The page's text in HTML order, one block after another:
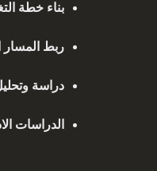
بناء خطة
ربط المسار
دراسة
الدراسات